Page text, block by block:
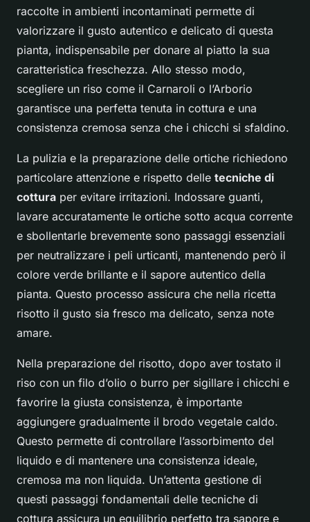
raccolte in ambienti incontaminati permette di
valorizzare il gusto autentico e delicato di questa
pianta, indispensabile per donare al piatto la sua
caratteristica freschezza. Allo stesso modo,
scegliere un riso come il Carnaroli o l’Arborio
garantisce una perfetta tenuta in cottura e una
consistenza cremosa senza che i chicchi si sfaldino.
La pulizia e la preparazione delle ortiche richiedono
particolare attenzione e rispetto delle tecniche di
cottura per evitare irritazioni. Indossare guanti,
lavare accuratamente le ortiche sotto acqua corrente
e sbollentarle brevemente sono passaggi essenziali
per neutralizzare i peli urticanti, mantenendo però il
colore verde brillante e il sapore autentico della
pianta. Questo processo assicura che nella ricetta
risotto il gusto sia fresco ma delicato, senza note
amare.
Nella preparazione del risotto, dopo aver tostato il
riso con un filo d’olio o burro per sigillare i chicchi e
favorire la giusta consistenza, è importante
aggiungere gradualmente il brodo vegetale caldo.
Questo permette di controllare l’assorbimento del
liquido e di mantenere una consistenza ideale,
cremosa ma non liquida. Un’attenta gestione di
questi passaggi fondamentali delle tecniche di
cottura assicura un equilibrio perfetto tra sapore e